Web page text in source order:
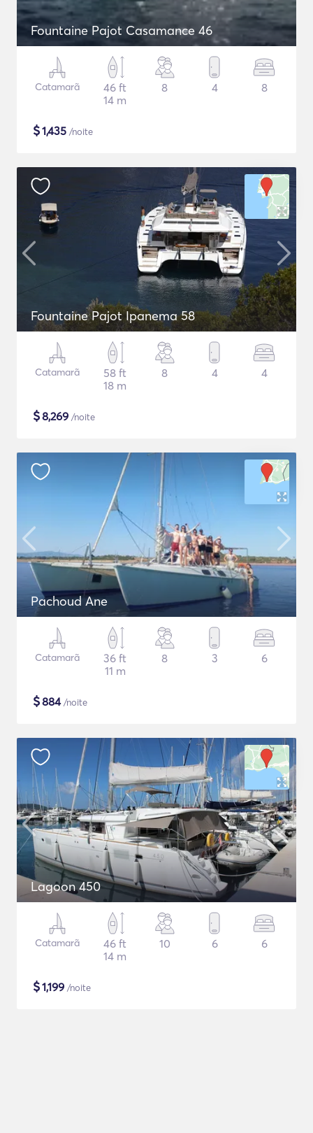
Fountaine Pajot Casamance 46
Catamarã
46 ft
14 m
8 4 8
$1,435 /noite
Fountaine Pajot Ipanema 58
Catamarã
58 ft
18 m
8 4 4
$8,269 /noite
Pachoud Ane
Catamarã
36 ft
11 m
8 3 6
$884/noite
Lagoon 450
Catamarã
46 ft
14 m
10 6 6
$1,199 /noite